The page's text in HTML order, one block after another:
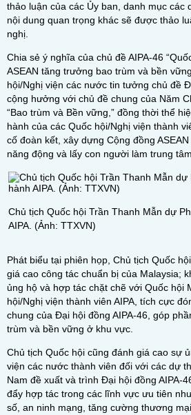
thảo luận của các Ủy ban, danh mục các
nội dung quan trọng khác sẽ được thảo
nghị.
Chia sẻ ý nghĩa của chủ đề AIPA-46
ASEAN tăng trưởng bao trùm và bền
hội/Nghị viện các nước tin tưởng chủ đề
cộng hưởng với chủ đề chung của Năm
“Bao trùm và Bền vững,” đồng thời thể
hành của các Quốc hội/Nghị viện thành
cố đoàn kết, xây dựng Cộng đồng
năng động và lấy con người làm trung tâm.
Chủ tịch Quốc hội Trần Thanh Mẫn dự
AIPA. (Ảnh: TTXVN)
Phát biểu tại phiên họp, Chủ tịch Quốc
giá cao công tác chuẩn bị của Malaysia;
ủng hộ và hợp tác chặt chẽ với Quốc hội
hội/Nghị viện thành viên AIPA, tích cực
chung của Đại hội đồng AIPA-46, góp
trùm và bền vững ở khu vực.
Chủ tịch Quốc hội cũng đánh giá cao sự
viện các nước thành viên đối với các dự
Nam đề xuất và trình Đại hội đồng AIPA-
đẩy hợp tác trong các lĩnh vực ưu tiên
số, an ninh mạng, tăng cường thương